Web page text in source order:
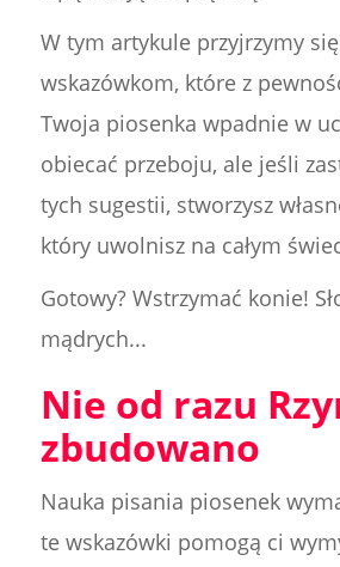
W tym artykule przyjrzymy
wskazówkom, które z
Twoja piosenka wpadnie w
obiecać przeboju, ale jeśli
tych sugestii, stworzysz
który uwolnisz na całym
Gotowy? Wstrzymać konie!
mądrych...
Nie od razu
zbudowano
Nauka pisania piosenek
te wskazówki pomogą ci